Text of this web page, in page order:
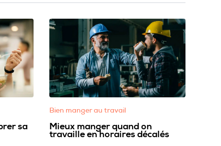
sa
Bien manger au travail
Mieux manger quand on
travaille en horaires décalés